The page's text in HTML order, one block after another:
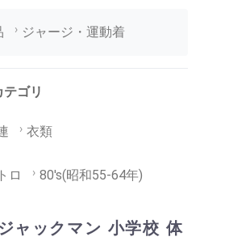
ジャージ・運動着
ゴリ
衣類
ロ 80's(昭和55-64年)
ャックマン 小学校 体